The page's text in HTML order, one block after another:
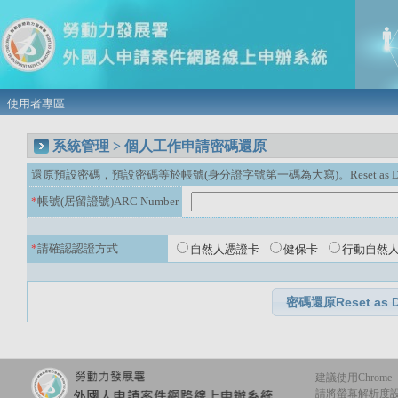
使用者專區
系統管理 > 個人工作申請密碼還原
還原預設密碼，預設密碼等於帳號(身分證字號第一碼為大寫)。Reset as
*帳號(居留證號)ARC Number
*請確認認證方式 自然人憑證卡 健保卡 行動自然
建議使用Chrome
請將螢幕解析度